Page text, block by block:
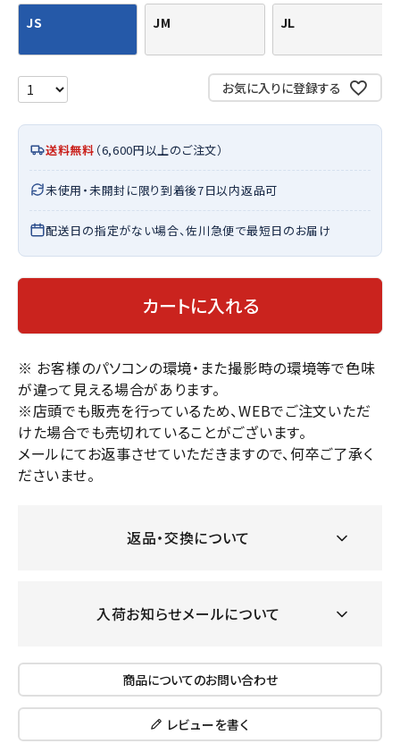
JS JM JL
お気に入りに登録する
送料無料 （6,600円以上のご注文）
未使用・未開封に限り到着後7日以内返品可
配送日の指定がない場合、佐川急便で最短日のお届け
カートに入れる
※ お客様のパソコンの環境・また撮影時の環境等で色味
が違って見える場合があります。
※店頭でも販売を行っているため、WEBでご注文いただ
けた場合でも売切れていることがございます。
メールにてお返事させていただきますので、何卒ご了承く
ださいませ。
返品・交換について
入荷お知らせメールについて
商品についてのお問い合わせ
レビューを書く